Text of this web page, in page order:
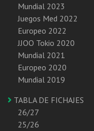
Mundial 2023
Juegos Med 2022
Europeo 2022
JJOO Tokio 2020
Mundial 2021
Europeo 2020
Mundial 2019
TABLA DE FICHAJES
26/27
25/26